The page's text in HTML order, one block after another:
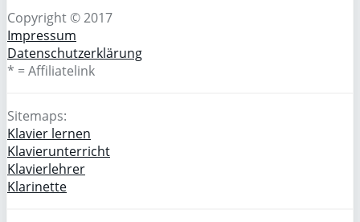
Copyright © 2017
Impressum
Datenschutzerklärung
* = Affiliatelink
Sitemaps:
Klavier lernen
Klavierunterricht
Klavierlehrer
Klarinette